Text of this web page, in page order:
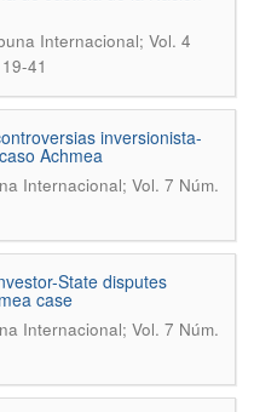
Internacional; Vol. 4
41
inversionista-
Achmea
Internacional; Vol. 7 Núm.
State disputes
case
Internacional; Vol. 7 Núm.